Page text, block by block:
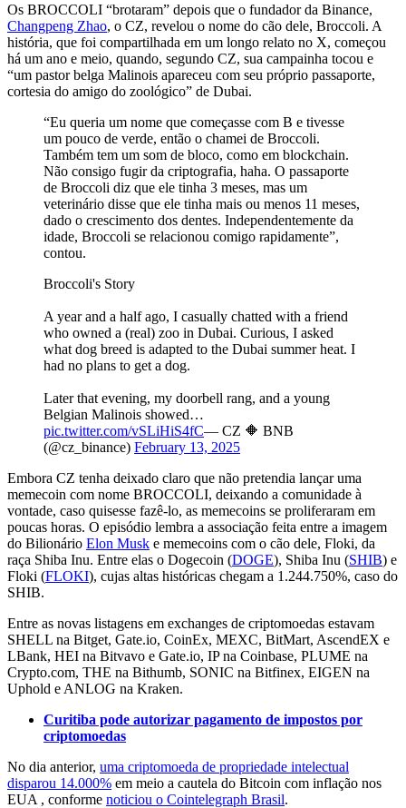
Os BROCCOLI “brotaram” depois que o fundador da Binance,
Changpeng Zhao, o CZ, revelou o nome do cão dele, Broccoli. A
história, que foi compartilhada em um longo relato no X, começou
há um ano e meio, quando, segundo CZ, sua campainha tocou e
“um pastor belga Malinois apareceu com seu próprio passaporte,
cortesia do amigo do zoológico” de Dubai.
“Eu queria um nome que começasse com B e tivesse
um pouco de verde, então o chamei de Broccoli.
Também tem um som de bloco, como em blockchain.
Não consigo fugir da criptografia, haha. O passaporte
de Broccoli diz que ele tinha 3 meses, mas um
veterinário disse que ele tinha mais ou menos 11 meses,
dado o crescimento dos dentes. Independentemente da
idade, Broccoli se relacionou comigo rapidamente”,
contou.
Broccoli's Story
A year and a half ago, I casually chatted with a friend
who owned a (real) zoo in Dubai. Curious, I asked
what dog breed is adapted to the Dubai summer heat. I
had no plans to get a dog.
Later that evening, my doorbell rang, and a young
Belgian Malinois showed…
pic.twitter.com/vSLiHiS4fC— CZ 🔶 BNB
(@cz_binance) February 13, 2025
Embora CZ tenha deixado claro que não pretendia lançar uma
memecoin com nome BROCCOLI, deixando a comunidade à
vontade, caso quisesse fazê-lo, as memecoins se proliferaram em
poucas horas. O episódio lembra a associação feita entre a imagem
do Bilionário Elon Musk e memecoins com o cão dele, Floki, da
raça Shiba Inu. Entre elas o Dogecoin (DOGE), Shiba Inu (SHIB) e
Floki (FLOKI), cujas altas históricas chegam a 1.244.750%, caso do
SHIB.
Entre as novas listagens em exchanges de criptomoedas estavam
SHELL na Bitget, Gate.io, CoinEx, MEXC, BitMart, AscendEX e
LBank, HEI na Bitvavo e Gate.io, IP na Coinbase, PLUME na
Crypto.com, THE na Bithumb, SONIC na Bitfinex, EIGEN na
Uphold e ANLOG na Kraken.
Curitiba pode autorizar pagamento de impostos por
criptomoedas
No dia anterior, uma criptomoeda de propriedade intelectual
disparou 14.000% em meio a cautela do Bitcoin com inflação nos
EUA , conforme noticiou o Cointelegraph Brasil.